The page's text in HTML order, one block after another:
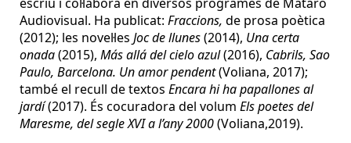
Audiovisual. Ha publicat: Fraccions, de prosa poètica
(2012); les novel·les Joc de llunes(2014), Una certa
onada(2015), Más allá del cielo azul(2016), Cabrils, Sao
Paulo, Barcelona. Un amor pendent(Voliana, 2017);
també el recull de textos Encara hi ha papallones al
jardí(2017). És cocuradora del volum Els poetes del
Maresme, del segle XVI a l’any 2000(Voliana,2019).